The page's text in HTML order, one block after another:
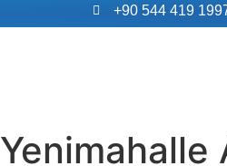
+90 544 419
Yenimahalle